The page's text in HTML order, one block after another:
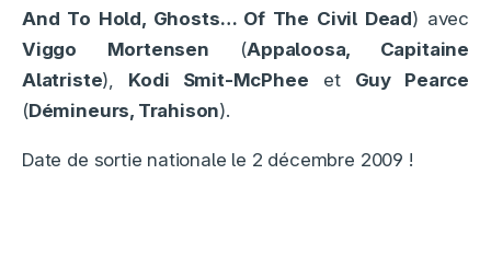
And To Hold, Ghosts… Of The Civil Dead) avec
Viggo Mortensen (Appaloosa, Capitaine
Alatriste), Kodi Smit-McPhee et Guy Pearce
(Démineurs, Trahison).
Date de sortie nationale le 2 décembre 2009 !